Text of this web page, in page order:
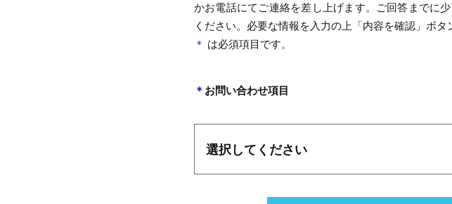
かお電話にてご連絡を差し上げます。ご回答までに
ください。必要な情報を入力の上「内容を確認」ボタ
＊ は必須項目です。
＊ お問い合わせ項目